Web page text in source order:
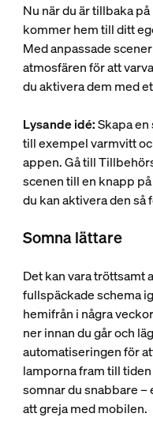
Nu när du är tillbaka
kommer hem till ditt
Med anpassade
atmosfären för att
du aktivera dem med
Lysande idé:Skapa
till exempel varmvitt
appen. Gå till
scenen till en knapp
du kan aktivera den
Somna lättare
Det kan vara tröttsamt
fullspäckade schema
hemifrån i några
ner innan du går och
automatiseringen för
lamporna fram till
somnar du snabbare
att greja med mobilen.